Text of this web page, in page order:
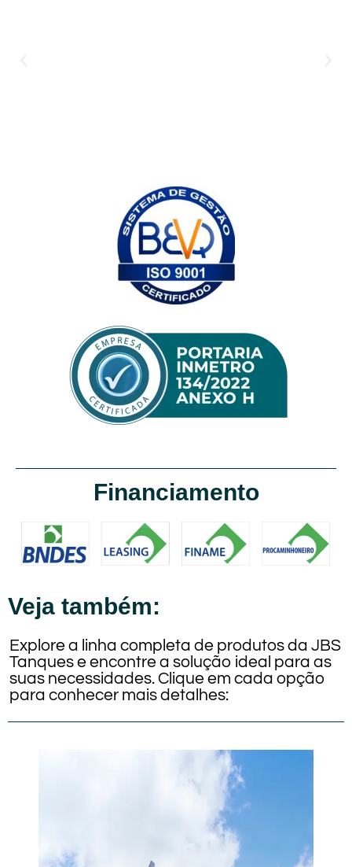
Financiamento
Veja também:
Explore a linha completa de produtos da JBS
Tanques e encontre a solução ideal para as
suas necessidades. Clique em cada opção
para conhecer mais detalhes: